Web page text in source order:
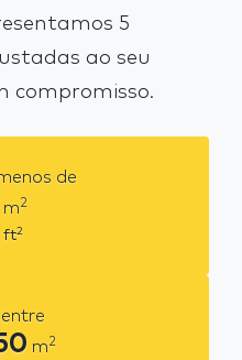
5
ao seu
compromisso.
de
m2
ft2
m2